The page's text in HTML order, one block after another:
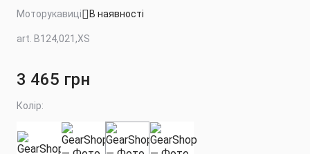
Моторукавиці В наявності
art. B124,021,XS
3 465 грн
Колір: